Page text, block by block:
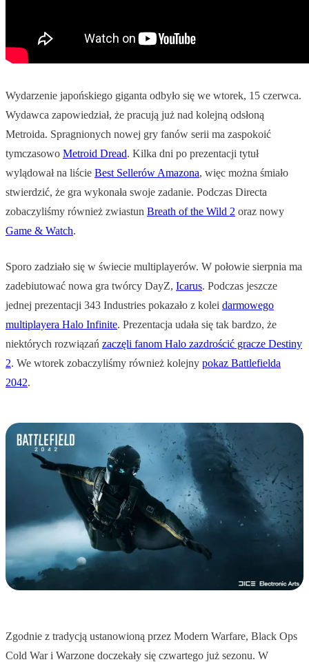
Wydarzenie japońskiego giganta odbyło się we wtorek, 15 czerwca.
Wydawca zapowiedział, że pracują już nad kolejną odsłoną
Metroida. Spragnionych nowej gry fanów serii ma zaspokoić
tymczasowo Metroid Dread. Kilka dni po prezentacji tytuł
wylądował na liście Best Sellerów Amazona, więc można śmiało
stwierdzić, że gra wykonała swoje zadanie. Podczas Directa
zobaczyliśmy również zwiastun Breath of the Wild 2 oraz nowy
Game & Watch.
Sporo zadziało się w świecie multiplayerów. W połowie sierpnia ma
zadebiutować nowa gra twórcy DayZ, Icarus. Podczas jeszcze
jednej prezentacji 343 Industries pokazało z kolei darmowego
multiplayera Halo Infinite. Prezentacja udała się tak bardzo, że
niektórych rozwiązań zaczęli fanom Halo zazdrościć gracze Destiny
2. We wtorek zobaczyliśmy również kolejny pokaz Battlefielda
2042.
Zgodnie z tradycją ustanowioną przez Modern Warfare, Black Ops
Cold War i Warzone doczekały się czwartego już sezonu. W